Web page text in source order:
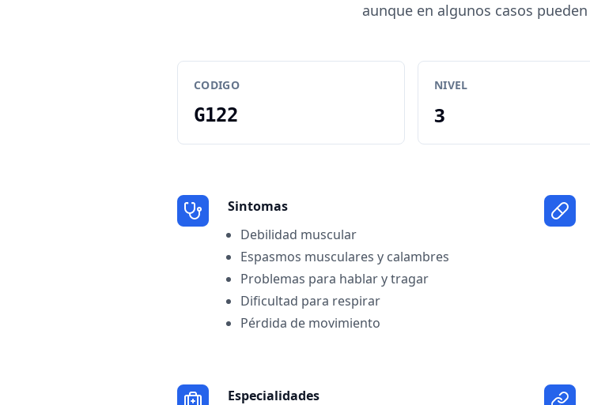
aunque en algunos casos
CODIGO
G122
NIVEL
3
Sintomas
Debilidad muscular
Espasmos musculares y calambres
Problemas para hablar y tragar
Dificultad para respirar
Pérdida de movimiento
Especialidades